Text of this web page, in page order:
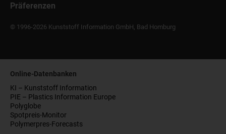
Präferenzen
© 1996-2026 Kunststoff Information GmbH, Bad Homburg
Online-Datenbanken
KI – Kunststoff Information
PIE – Plastics Information Europe
Polyglobe
Spotpreis-Monitor
Polymerpres-Forecasts